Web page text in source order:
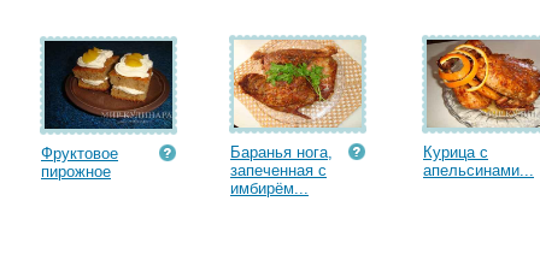
Фруктовое
пирожное
Баранья нога,
запеченная с
имбирём...
Курица с
апельсинами...